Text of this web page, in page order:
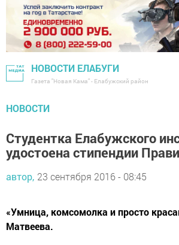
НОВОСТИ ЕЛАБУГИ
Газета "Новая Кама" - Елабужский район
НОВОСТИ
Студентка Елабужского
удостоена стипендии
автор, 23 сентября 2016 - 08:45
«Умница, комсомолка и просто
Матвеева.